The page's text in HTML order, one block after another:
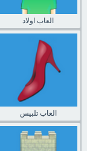
العاب اولاد
العاب تلبيس